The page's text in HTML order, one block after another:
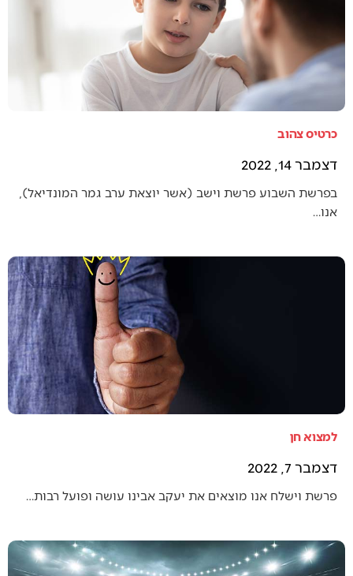
כרטיס צהוב
דצמבר 14, 2022
בפרשת השבוע פרשת וישב (אשר יוצאת ערב גמר המונדיאל),
אנו…
למצוא חן
דצמבר 7, 2022
פרשת וישלח אנו מוצאים את יעקב אבינו עושה ופועל רבות…